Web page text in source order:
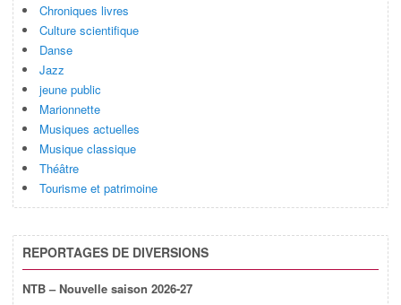
Chroniques livres
Culture scientifique
Danse
Jazz
jeune public
Marionnette
Musiques actuelles
Musique classique
Théâtre
Tourisme et patrimoine
REPORTAGES DE DIVERSIONS
NTB – Nouvelle saison 2026-27